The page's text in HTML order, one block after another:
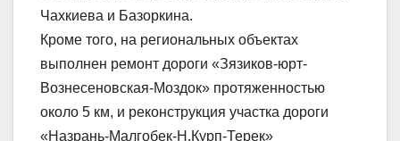
Чахкиева и Базоркина.
Кроме того, на региональных объектах
выполнен ремонт дороги «Зязиков-юрт-
Вознесеновская-Моздок» протяженностью
около 5 км, и реконструкция участка дороги
«Назрань-Малгобек-Н.Курп-Терек»